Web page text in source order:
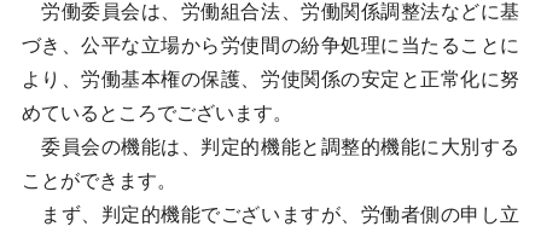
労働委員会は、労働組合法、労働関係調整法などに基
づき、公平な立場から労使間の紛争処理に当たることに
より、労働基本権の保護、労使関係の安定と正常化に努
めているところでございます。
委員会の機能は、判定的機能と調整的機能に大別する
ことができます。
まず、判定的機能でございますが、労働者側の申し立